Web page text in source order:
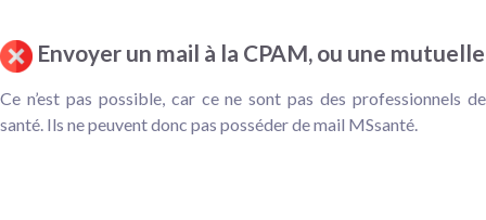
Envoyer un mail à la CPAM, ou une mutuelle
Ce n’est pas possible, car ce ne sont pas des professionnels de
santé. Ils ne peuvent donc pas posséder de mail MSsanté.